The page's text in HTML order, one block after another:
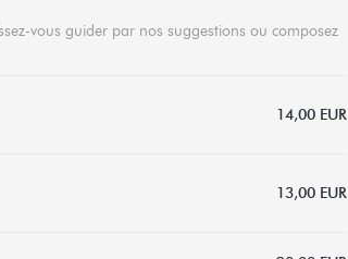
vous guider par nos suggestions ou composez
14,00 EUR
13,00 EUR